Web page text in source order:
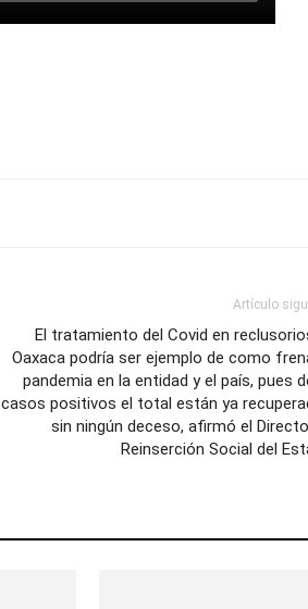
Artículo
El tratamiento del Covid en
Oaxaca podría ser ejemplo de como
pandemia en la entidad y el país, pues
casos positivos el total están ya
sin ningún deceso, afirmó el
Reinserción Social del